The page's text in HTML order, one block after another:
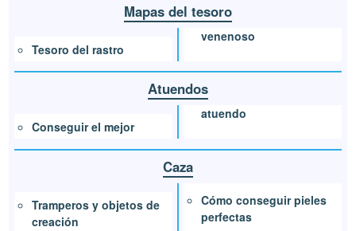
Mapas del tesoro
Tesoro del rastro
venenoso
Atuendos
Conseguir el mejor
atuendo
Caza
Tramperos y objetos de
creación
Cómo conseguir pieles
perfectas